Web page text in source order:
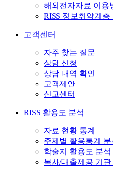
해외전자자료 이용
RISS 정보취약계층
고객센터
자주 찾는 질문
상담 신청
상담 내역 확인
고객제안
신고센터
RISS 활용도 분석
자료 현황 통계
주제별 활용통계 분
학술지 활용도 분석
복사/대출제공 기관